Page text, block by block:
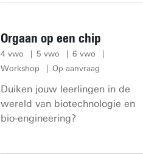
Orgaan op een chip
4 vwo 5 vwo
6 vwo
Workshop
Op aanvraag
Duiken jouw leerlingen in de
wereld van biotechnologie en
bio-engineering?